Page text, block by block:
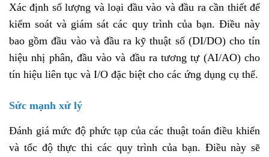
Xác định số lượng và loại đầu vào và đầu ra cần thiết để
kiểm soát và giám sát các quy trình của bạn. Điều này
bao gồm đầu vào và đầu ra kỹ thuật số (DI/DO) cho tín
hiệu nhị phân, đầu vào và đầu ra tương tự (AI/AO) cho
tín hiệu liên tục và I/O đặc biệt cho các ứng dụng cụ thể.
Sức mạnh xử lý
Đánh giá mức độ phức tạp của các thuật toán điều khiển
và tốc độ thực thi các quy trình của bạn. Điều này sẽ